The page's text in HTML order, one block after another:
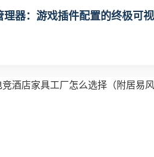
器：游戏插件配置的终极可